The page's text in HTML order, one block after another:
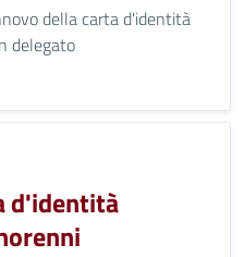
della carta d'identità
delegato
d'identità